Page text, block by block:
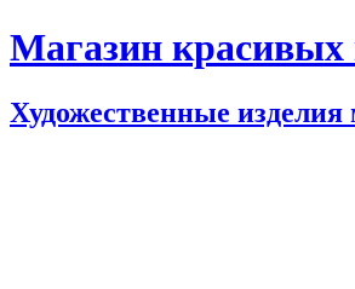
Магазин красивых
Художественные